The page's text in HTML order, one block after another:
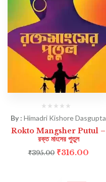
By :Himadri Kishore Dasgupta
Rokto Mangsher Putul –
রক্ত মাংসের পুতুল
₹395.00 ₹316.00